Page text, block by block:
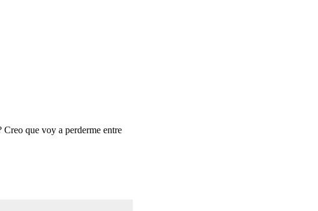
que voy a perderme entre